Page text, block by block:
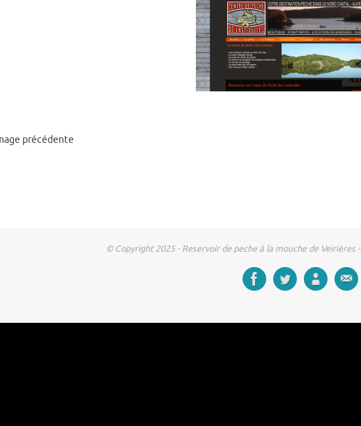
précédente
© Copyright 2025 - Reservoir de peche à la mouche de Veirières -